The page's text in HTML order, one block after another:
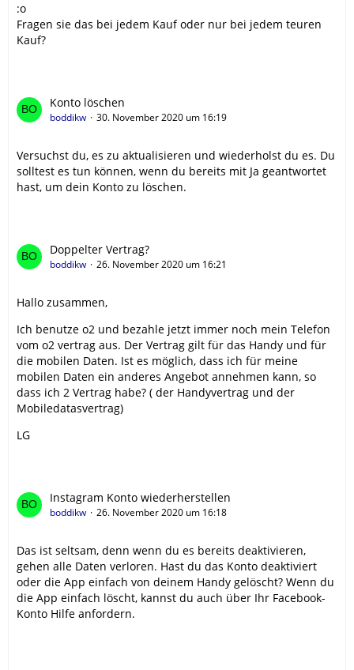
:o
Fragen sie das bei jedem Kauf oder nur bei jedem teuren
Kauf?
Konto löschen
boddikw 30. November 2020 um 16:19
Versuchst du, es zu aktualisieren und wiederholst du es. Du
solltest es tun können, wenn du bereits mit Ja geantwortet
hast, um dein Konto zu löschen.
Doppelter Vertrag?
boddikw 26. November 2020 um 16:21
Hallo zusammen,
Ich benutze o2 und bezahle jetzt immer noch mein Telefon
vom o2 vertrag aus. Der Vertrag gilt für das Handy und für
die mobilen Daten. Ist es möglich, dass ich für meine
mobilen Daten ein anderes Angebot annehmen kann, so
dass ich 2 Vertrag habe? ( der Handyvertrag und der
Mobiledatasvertrag)
LG
Instagram Konto wiederherstellen
boddikw 26. November 2020 um 16:18
Das ist seltsam, denn wenn du es bereits deaktivieren,
gehen alle Daten verloren. Hast du das Konto deaktiviert
oder die App einfach von deinem Handy gelöscht? Wenn du
die App einfach löscht, kannst du auch über Ihr Facebook-
Konto Hilfe anfordern.